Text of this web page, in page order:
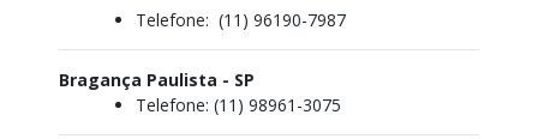
Telefone: (11) 96190-7987
Bragança Paulista - SP
Telefone: (11) 98961-3075